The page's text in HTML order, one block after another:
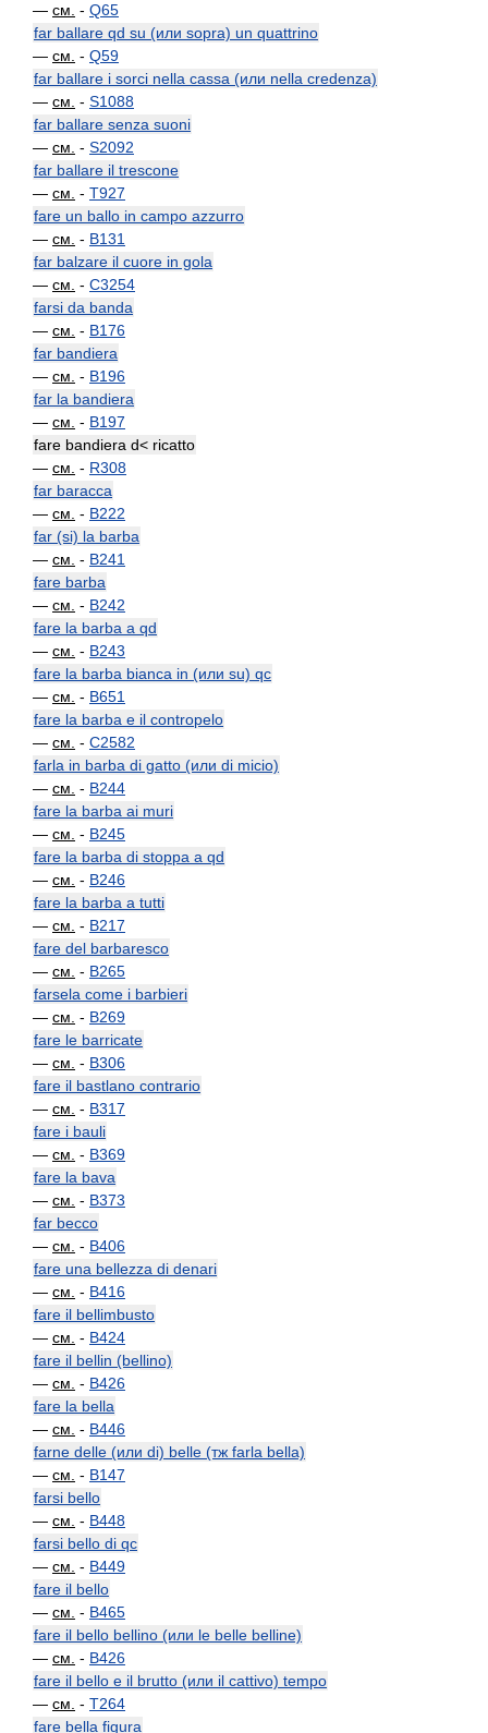
— см. - Q65
far ballare qd su (или sopra) un quattrino
— см. - Q59
far ballare i sorci nella cassa (или nella credenza)
— см. - S1088
far ballare senza suoni
— см. - S2092
far ballare il trescone
— см. - T927
fare un ballo in campo azzurro
— см. - B131
far balzare il cuore in gola
— см. - C3254
farsi da banda
— см. - B176
far bandiera
— см. - B196
far la bandiera
— см. - B197
fare bandiera d< ricatto
— см. - R308
far baracca
— см. - B222
far (si) la barba
— см. - B241
fare barba
— см. - B242
fare la barba a qd
— см. - B243
fare la barba bianca in (или su) qc
— см. - B651
fare la barba e il contropelo
— см. - C2582
farla in barba di gatto (или di micio)
— см. - B244
fare la barba ai muri
— см. - B245
fare la barba di stoppa a qd
— см. - B246
fare la barba a tutti
— см. - B217
fare del barbaresco
— см. - B265
farsela come i barbieri
— см. - B269
fare le barricate
— см. - B306
fare il bastlano contrario
— см. - B317
fare i bauli
— см. - B369
fare la bava
— см. - B373
far becco
— см. - B406
fare una bellezza di denari
— см. - B416
fare il bellimbusto
— см. - B424
fare il bellin (bellino)
— см. - B426
fare la bella
— см. - B446
farne delle (или di) belle (тж farla bella)
— см. - B147
farsi bello
— см. - B448
farsi bello di qc
— см. - B449
fare il bello
— см. - B465
fare il bello bellino (или le belle belline)
— см. - B426
fare il bello e il brutto (или il cattivo) tempo
— см. - T264
fare bella figura